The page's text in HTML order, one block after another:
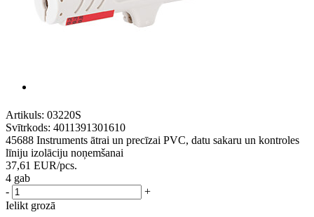
Artikuls: 03220S
Svītrkods: 4011391301610
45688 Instruments ātrai un precīzai PVC, datu sakaru un kontroles
līniju izolāciju noņemšanai
37,61 EUR/pcs.
4 gab
-
+
Ielikt grozā